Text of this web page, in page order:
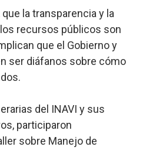
la transparencia y la
recursos públicos son
que el Gobierno y
ser diáfanos sobre cómo
del INAVI y sus
participaron
sobre Manejo de